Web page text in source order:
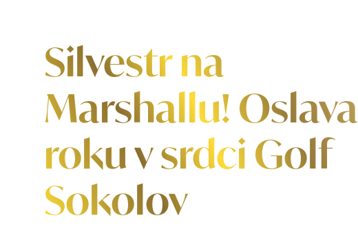
Silvestr na
Marshallu! Oslava
roku v srdci Golf
Sokolov